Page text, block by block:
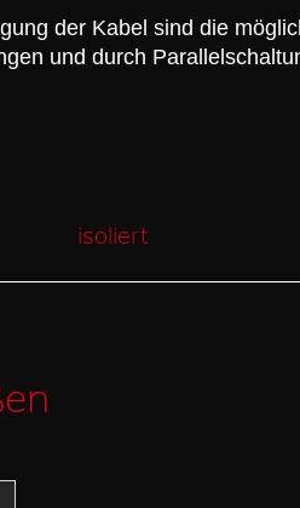
der Kabel sind die
und durch
isoliert